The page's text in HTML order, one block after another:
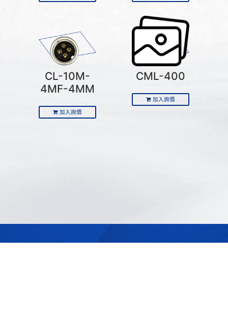
CL-10M-
4MF-4MM
加入詢價
CML-400
加入詢價